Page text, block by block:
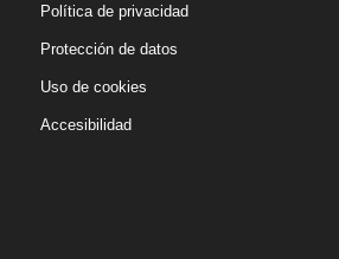
Política de privacidad
Protección de datos
Uso de cookies
Accesibilidad